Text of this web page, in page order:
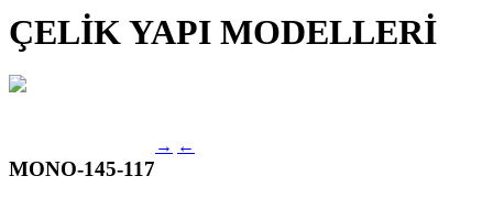
ÇELİK YAPI MODELLERİ
MONO-145-117
→ ←